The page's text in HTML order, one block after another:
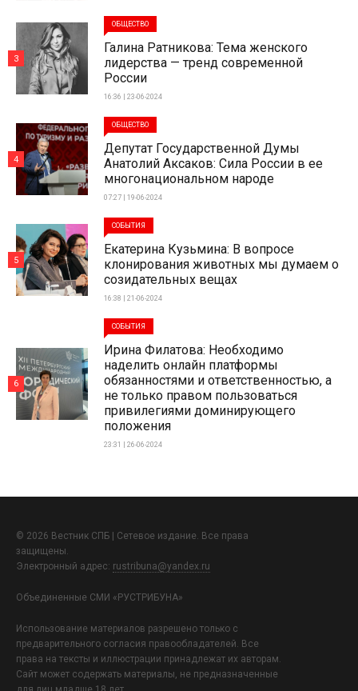
ОБЩЕСТВО
Галина Ратникова: Тема женского
лидерства — тренд современной
России
16:36 | 23-06-2024
3
ОБЩЕСТВО
Депутат Государственной Думы
Анатолий Аксаков: Сила России в ее
многонациональном народе
07:27 | 19-06-2024
4
СОБЫТИЯ
Екатерина Кузьмина: В вопросе
клонирования животных мы думаем о
созидательных вещах
16:38 | 21-06-2024
5
СОБЫТИЯ
Ирина Филатова: Необходимо
наделить онлайн платформы
обязанностями и ответственностью, а
не только правом пользоваться
привилегиями доминирующего
положения
23:31 | 26-06-2024
6
© 2026 Вестник СПБ | Сетевое издание. Все права
защищены.
Электронный адрес: rustribuna@yandex.ru
Объединенные СМИ «РУСТРИБУНА»
Использование материалов разрешено только с
предварительного согласия правообладателей. Все
права на тексты и иллюстрации принадлежат их авторам.
Сайт может содержать материалы, не предназначенные